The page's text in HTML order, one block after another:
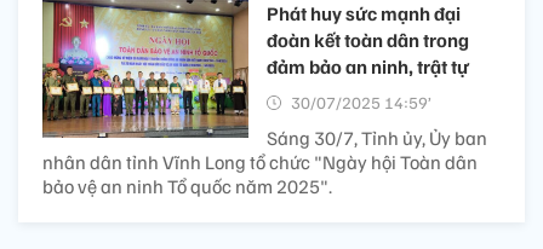
Phát huy sức mạnh đại
đoàn kết toàn dân trong
đảm bảo an ninh, trật tự
30/07/2025 14:59’
Sáng 30/7, Tỉnh ủy, Ủy ban
nhân dân tỉnh Vĩnh Long tổ chức "Ngày hội Toàn dân
bảo vệ an ninh Tổ quốc năm 2025".